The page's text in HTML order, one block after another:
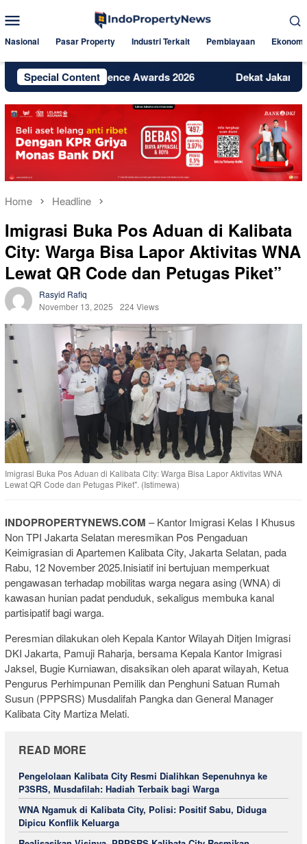
to
Menu
Nasional Pasar Property Industri Terkait Pembiayaan Ekonomi
Special Content
Excellence Awards 2026 Dekat Jakarta dan BSD,
Home Headline
Imigrasi Buka Pos Aduan di Kalibata
City: Warga Bisa Lapor Aktivitas WNA
Lewat QR Code dan Petugas Piket”
Rasyid Rafiq
November 13, 2025
224 Views
Imigrasi Buka Pos Aduan di Kalibata City: Warga Bisa Lapor Aktivitas WNA
Lewat QR Code dan Petugas Piket". (Istimewa)
INDOPROPERTYNEWS.COM – Kantor Imigrasi Kelas I Khusus
Non TPI Jakarta Selatan meresmikan Pos Pengaduan
Keimigrasian di Apartemen Kalibata City, Jakarta Selatan, pada
Rabu, 12 November 2025.Inisiatif ini bertujuan memperkuat
pengawasan terhadap mobilitas warga negara asing (WNA) di
kawasan hunian padat penduduk, sekaligus membuka kanal
partisipatif bagi warga.
Peresmian dilakukan oleh Kepala Kantor Wilayah Ditjen Imigrasi
DKI Jakarta, Pamuji Raharja, bersama Kepala Kantor Imigrasi
Jaksel, Bugie Kurniawan, disaksikan oleh aparat wilayah, Ketua
Pengurus Perhimpunan Pemilik dan Penghuni Satuan Rumah
Susun (PPPSRS) Musdalifah Pangka dan General Manager
Kalibata City Martiza Melati.
READ MORE
Pengelolaan Kalibata City Resmi Dialihkan Sepenuhnya ke
P3SRS, Musdafilah: Hadiah Terbaik bagi Warga
WNA Ngamuk di Kalibata City, Polisi: Positif Sabu, Diduga
Dipicu Konflik Keluarga